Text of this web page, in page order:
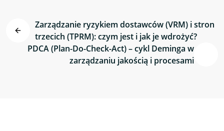
Zarządzanie ryzykiem dostawców (VRM) i stron
trzecich (TPRM): czym jest i jak je wdrożyć?
PDCA (Plan-Do-Check-Act) – cykl Deminga w
zarządzaniu jakością i procesami